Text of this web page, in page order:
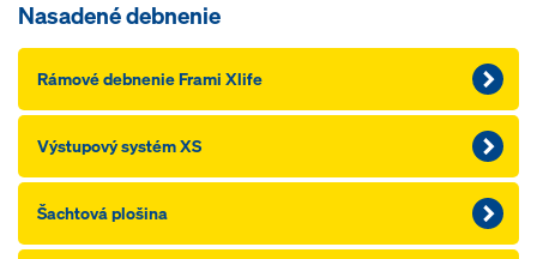
Nasadené debnenie
Rámové debnenie Frami Xlife
Výstupový systém XS
Šachtová plošina